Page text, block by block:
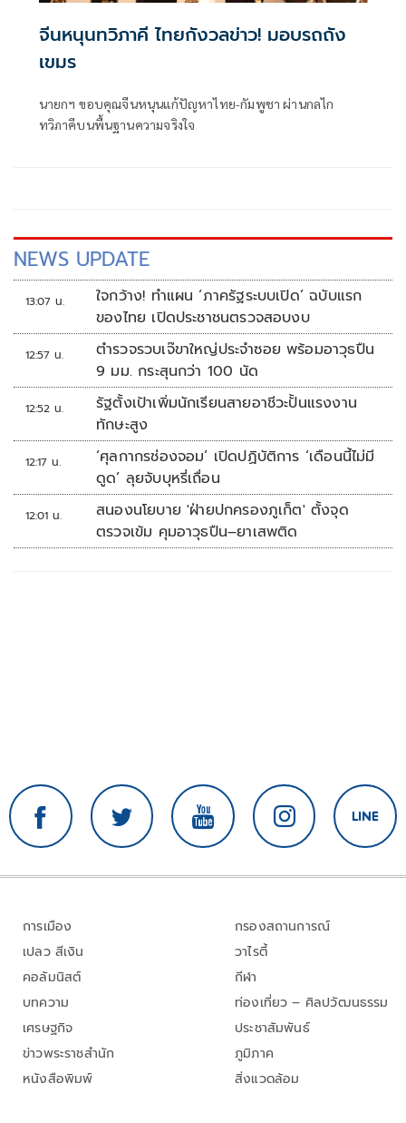
จีนหนุนทวิภาคี ไทยกังวลข่าว! มอบรถถัง
เขมร
นายกฯ ขอบคุณจีนหนุนแก้ปัญหาไทย-กัมพูชา ผ่านกลไก
ทวิภาคีบนพื้นฐานความจริงใจ
NEWS UPDATE
13:07 น.
ใจกว้าง! ทำแผน ‘ภาครัฐระบบเปิด’ ฉบับแรก
ของไทย เปิดประชาชนตรวจสอบงบ
12:57 น.
ตำรวจรวบเจ๊ขาใหญ่ประจำซอย พร้อมอาวุธปืน
9 มม. กระสุนกว่า 100 นัด
12:52 น.
รัฐตั้งเป้าเพิ่มนักเรียนสายอาชีวะปั้นแรงงาน
ทักษะสูง
12:17 น.
‘ศุลกากรช่องจอม’ เปิดปฏิบัติการ ‘เดือนนี้ไม่มี
ดูด’ ลุยจับบุหรี่เถื่อน
12:01 น.
สนองนโยบาย 'ฝ่ายปกครองภูเก็ต' ตั้งจุด
ตรวจเข้ม คุมอาวุธปืน–ยาเสพติด
การเมือง
เปลว สีเงิน
คอลัมนิสต์
บทความ
เศรษฐกิจ
ข่าวพระราชสำนัก
หนังสือพิมพ์
กรองสถานการณ์
วาไรตี้
กีฬา
ท่องเที่ยว – ศิลปวัฒนธรรม
ประชาสัมพันธ์
ภูมิภาค
สิ่งแวดล้อม